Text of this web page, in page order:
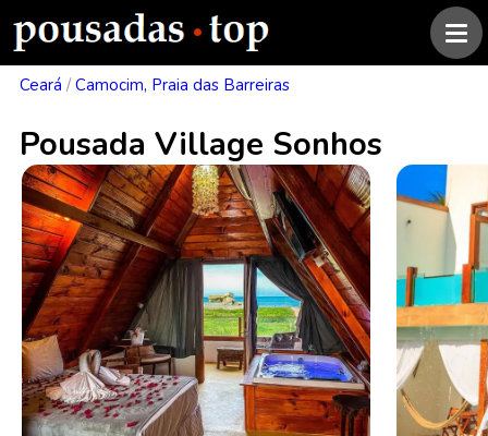
Ceará / Camocim, Praia das Barreiras
Pousada Village Sonhos